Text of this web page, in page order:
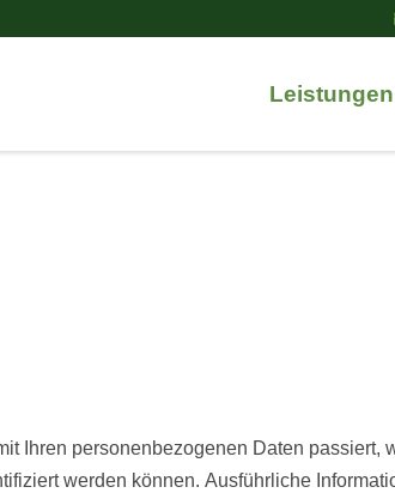
Leistungen
Ihren personenbezogenen Daten passiert,
werden können. Ausführliche